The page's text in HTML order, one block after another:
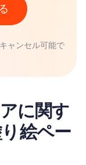
ャンセル可能で
に関す
絵ペー